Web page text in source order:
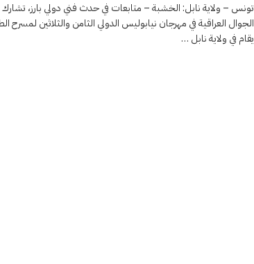
تونس – ولاية نابل: الخشبة – متابعات في حدث فني دولي بارز،
الجوال العراقية في مهرجان نيابوليس الدولي الثامن والثلاثين لمسرح
يقام في ولاية نابل …